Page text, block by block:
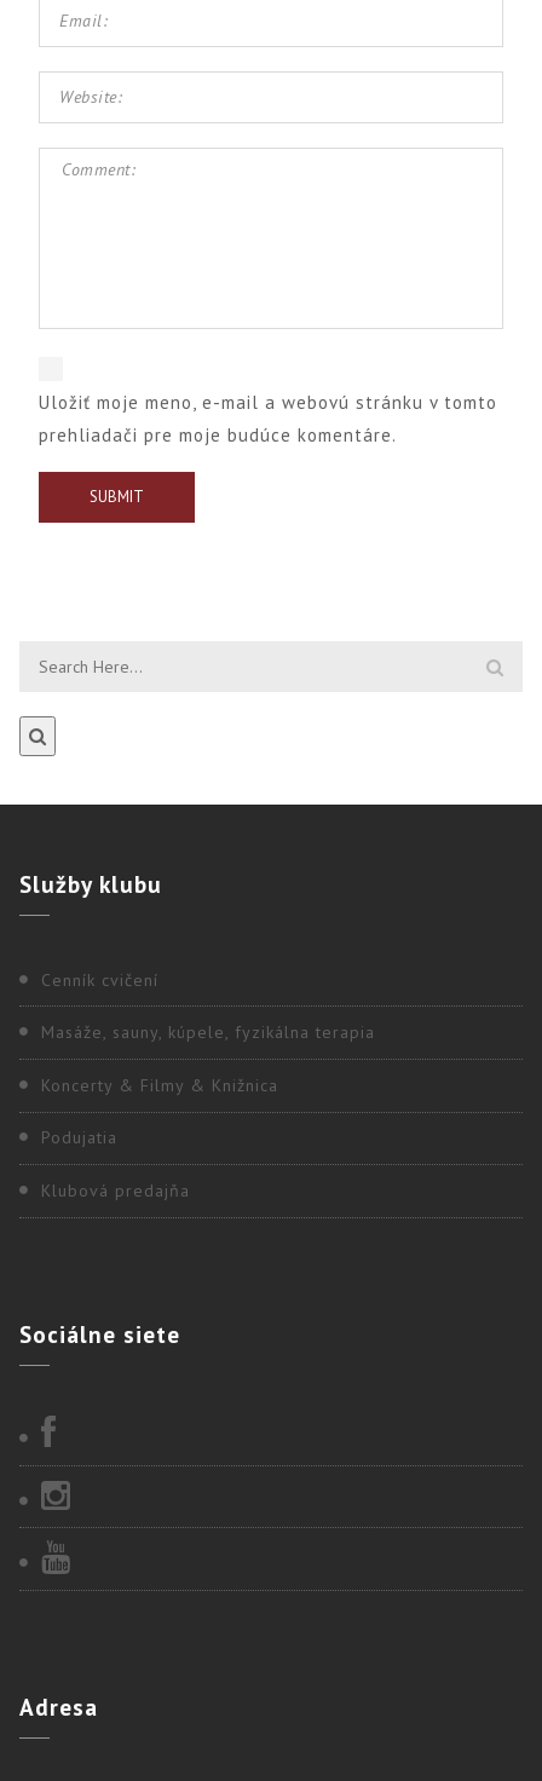
Uložiť moje meno, e-mail a webovú stránku v tomto
prehliadači pre moje budúce komentáre.
Službyklubu
Cenník cvičení
Masáže, sauny, kúpele, fyzikálna terapia
Koncerty & Filmy & Knižnica
Podujatia
Klubová predajňa
Sociálne siete
Adresa